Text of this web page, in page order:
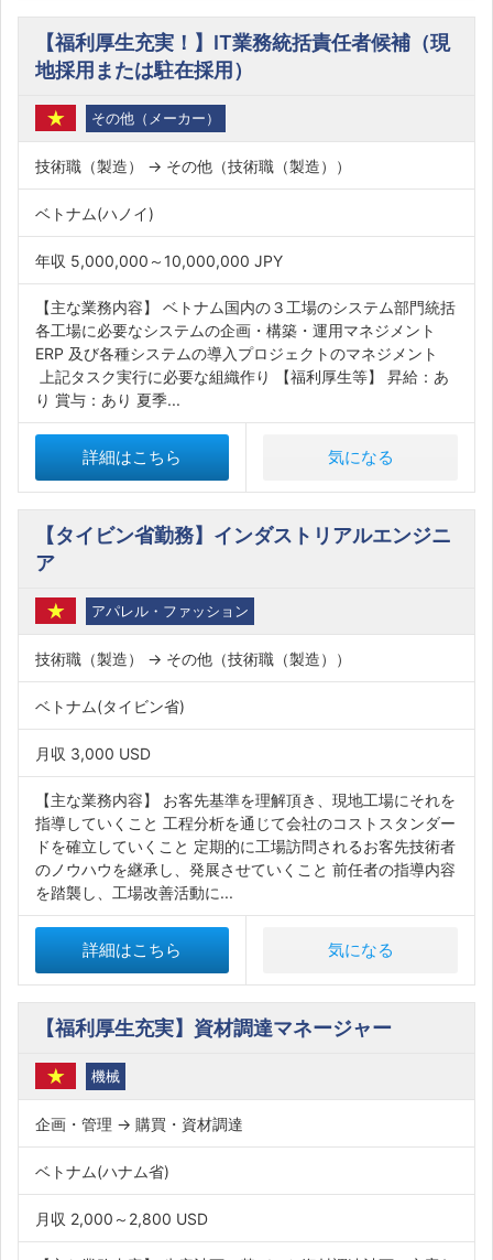
【福利厚生充実！】IT業務統括責任者候補（現
地採用または駐在採用）
その他（メーカー）
技術職（製造） → その他（技術職（製造））
ベトナム(ハノイ)
年収 5,000,000～10,000,000 JPY
【主な業務内容】 ベトナム国内の３工場のシステム部門統括
各工場に必要なシステムの企画・構築・運用マネジメント
ERP 及び各種システムの導入プロジェクトのマネジメント
上記タスク実行に必要な組織作り 【福利厚生等】 昇給：あ
り 賞与：あり 夏季...
詳細はこちら 気になる
【タイビン省勤務】インダストリアルエンジニ
ア
アパレル・ファッション
技術職（製造） → その他（技術職（製造））
ベトナム(タイビン省)
月収 3,000 USD
【主な業務内容】 お客先基準を理解頂き、現地工場にそれを
指導していくこと 工程分析を通じて会社のコストスタンダー
ドを確立していくこと 定期的に工場訪問されるお客先技術者
のノウハウを継承し、発展させていくこと 前任者の指導内容
を踏襲し、工場改善活動に...
詳細はこちら 気になる
【福利厚生充実】資材調達マネージャー
機械
企画・管理 → 購買・資材調達
ベトナム(ハナム省)
月収 2,000～2,800 USD